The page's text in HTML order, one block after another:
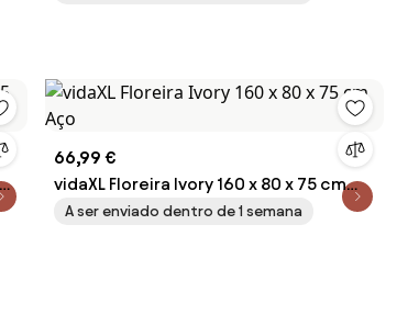
66,99 €
vidaXL Floreira Ivory 160 x 80 x 75 cm
Aço
A ser enviado dentro de 1 semana